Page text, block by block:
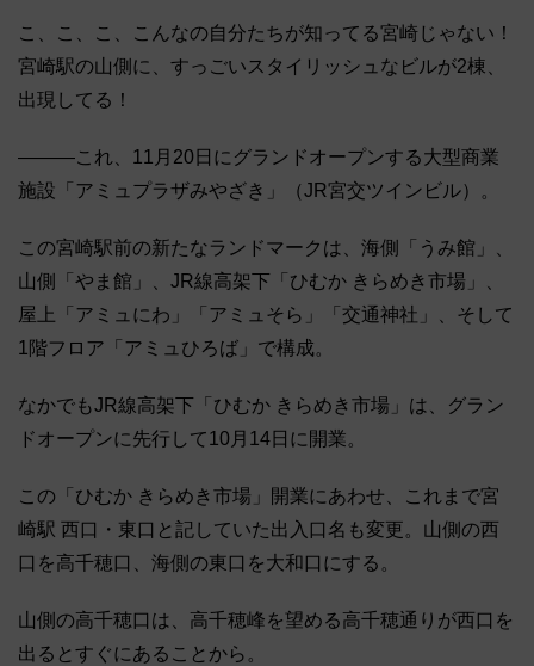
こ、こ、こ、こんなの自分たちが知ってる宮崎じゃない！
宮崎駅の山側に、すっごいスタイリッシュなビルが2棟、
出現してる！
―――これ、11月20日にグランドオープンする大型商業
施設「アミュプラザみやざき」（JR宮交ツインビル）。
この宮崎駅前の新たなランドマークは、海側「うみ館」、
山側「やま館」、JR線高架下「ひむか きらめき市場」、
屋上「アミュにわ」「アミュそら」「交通神社」、そして
1階フロア「アミュひろば」で構成。
なかでもJR線高架下「ひむか きらめき市場」は、グラン
ドオープンに先行して10月14日に開業。
この「ひむか きらめき市場」開業にあわせ、これまで宮
崎駅 西口・東口と記していた出入口名も変更。山側の西
口を高千穂口、海側の東口を大和口にする。
山側の高千穂口は、高千穂峰を望める高千穂通りが西口を
出るとすぐにあることから。